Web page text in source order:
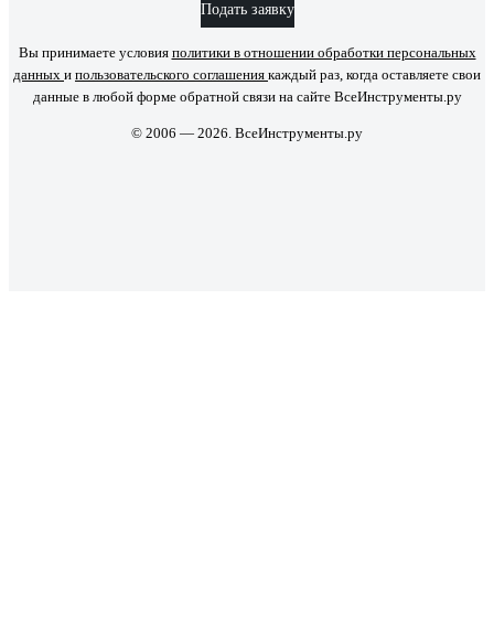
Подать заявку
Вы принимаете условия политики в отношении обработки персональных
данных и пользовательского соглашения каждый раз, когда оставляете свои
данные в любой форме обратной связи на сайте ВсеИнструменты.ру
© 2006 — 2026. ВсеИнструменты.ру